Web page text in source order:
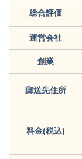
総合評価
運営会社
創業
郵送先住所
料金(税込)